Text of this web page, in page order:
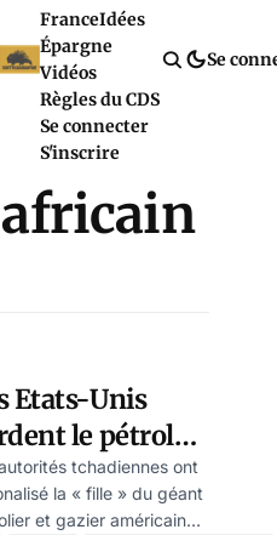
FranceIdées
Épargne
Vidéos
Règles du CDS
Se connecter
S'inscrire
Se
Etats-Unis
le pétrole
par Youri
tchadiennes ont
la « fille » du géant
et gazier américain